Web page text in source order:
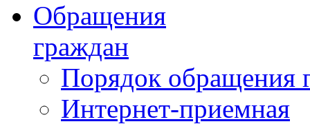
Обращения
граждан
Порядок обращения
Интернет-приемная